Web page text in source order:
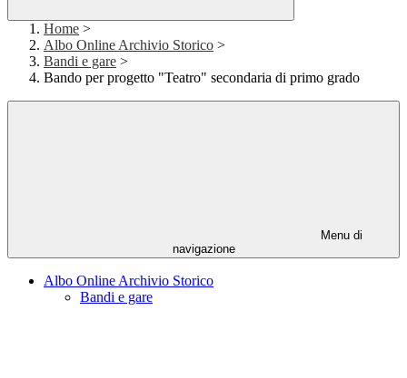
Home >
Albo Online Archivio Storico >
Bandi e gare >
Bando per progetto "Teatro" secondaria di primo grado
Menu di
navigazione
Albo Online Archivio Storico
Bandi e gare